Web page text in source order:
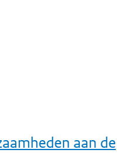
aan de